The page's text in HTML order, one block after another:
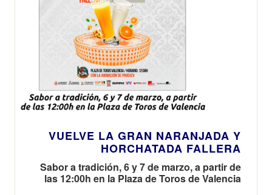
VUELVE LA GRAN NARANJADA Y
HORCHATADA FALLERA
Sabor a tradición, 6 y 7 de marzo, a partir de
las 12:00h en la Plaza de Toros de Valencia